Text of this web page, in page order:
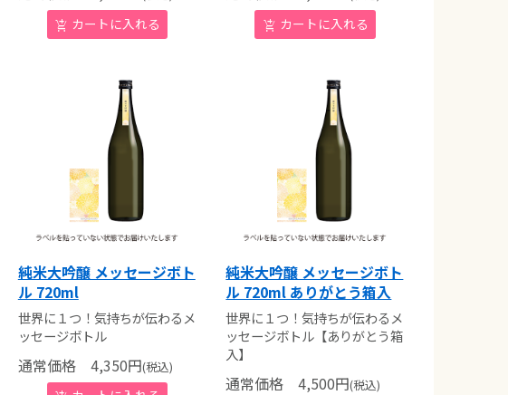
純米大吟醸 メッセージボト
ル 720ml
世界に１つ！気持ちが伝わるメ
ッセージボトル
通常価格4,350円(税込)
純米大吟醸 メッセージボト
ル 720ml ありがとう箱入
世界に１つ！気持ちが伝わるメ
ッセージボトル【ありがとう箱
入】
通常価格 4,500円(税込)